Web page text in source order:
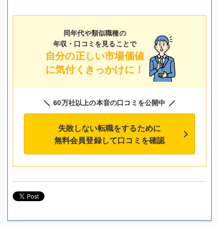
同年代や類似職種の
年収・口コミを見ることで
自分の正しい市場価値
に気付くきっかけに！
60万社以上の本音の口コミを公開中
失敗しない転職をするために
無料会員登録して口コミを確認